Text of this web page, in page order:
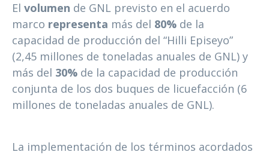
El volumen de GNL previsto en el acuerdo
marco representa más del 80% de la
capacidad de producción del “Hilli Episeyo”
(2,45 millones de toneladas anuales de GNL) y
más del 30% de la capacidad de producción
conjunta de los dos buques de licuefacción (6
millones de toneladas anuales de GNL).
La implementación de los términos acordados